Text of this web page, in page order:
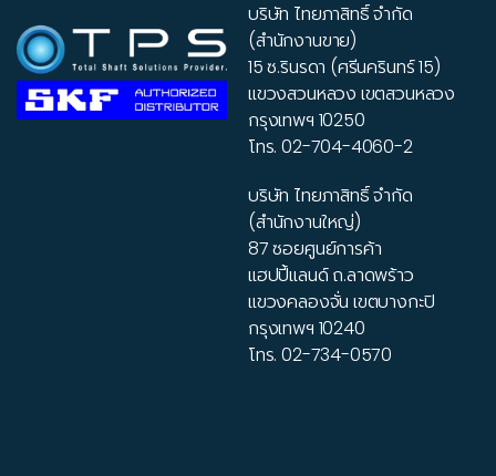
บริษัท ไทยภาสิทธิ์ จำกัด
(สำนักงานขาย)
15 ซ.รินรดา (ศรีนครินทร์ 15)
แขวงสวนหลวง เขตสวนหลวง
กรุงเทพฯ 10250
โทร.02-704-4060-2
บริษัท ไทยภาสิทธิ์ จำกัด
(สำนักงานใหญ่)
87 ซอยศูนย์การค้า
แฮปปี้แลนด์ ถ.ลาดพร้าว
แขวงคลองจั่น เขตบางกะปิ
กรุงเทพฯ 10240
โทร.02-734-0570